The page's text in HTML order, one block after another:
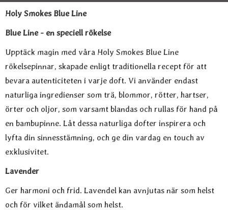
Produktbeskrivning
Holy Smokes Blue Line
Blue Line - en speciell rökelse
Upptäck magin med våra Holy Smokes Blue Line
rökelsepinnar, skapade enligt traditionella recept för att
bevara autenticiteten i varje doft. Vi använder endast
naturliga ingredienser som trä, blommor, rötter, hartser,
örter och oljor, som varsamt blandas och rullas för hand på
en bambupinne. Låt dessa naturliga dofter inspirera och
lyfta din sinnesstämning, och ge din vardag en touch av
exklusivitet.
Lavender
Ger harmoni och frid. Lavendel kan avnjutas när som helst
och för vilket ändamål som helst.